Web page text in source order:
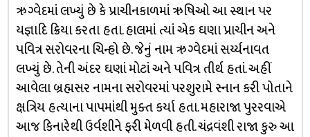
ઋગ્વેદમાં લખ્યું છે કે પ્રાચીનકાળમાં ઋષિઓ આ સ્થાન પર
યજ્ઞાદિ ક્રિયા કરતા હતા. હાલમાં ત્યાં એક ઘણા પ્રાચીન અને
પવિત્ર સરોવરના ચિન્હો છે. જેનું નામ ઋગ્વેદમાં સર્ય્યનાવત
લખ્યું છે. તેની અંદર ઘણાં મોટાં અને પવિત્ર તીર્થ હતાં. અહીં
આવેલા બ્રહ્મસર નામના સરોવરમાં પરશુરામે સ્નાન કરી પોતાને
ક્ષત્રિય હત્યાના પાપમાંથી મુક્ત કર્યા હતા. મહારાજા પુરરવાએ
આજ કિનારેથી ઉર્વશીને ફરી મેળવી હતી. ચંદ્રવંશી રાજા કુરુ આ